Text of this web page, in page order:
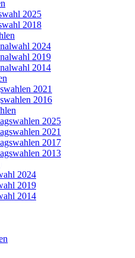
2025
2018
2024
2019
2014
2021
2016
2025
2021
2017
2013
2024
2019
2014